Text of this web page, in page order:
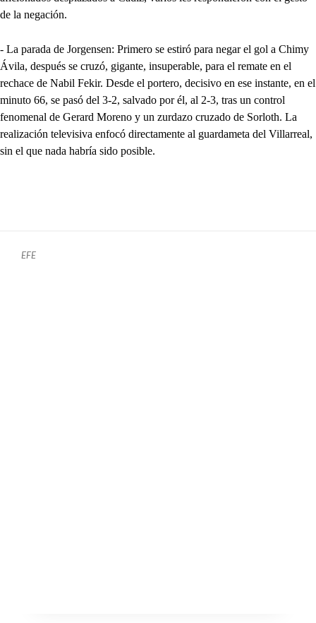
de la negación.
- La parada de Jorgensen: Primero se estiró para negar el gol a Chimy
Ávila, después se cruzó, gigante, insuperable, para el remate en el
rechace de Nabil Fekir. Desde el portero, decisivo en ese instante, en el
minuto 66, se pasó del 3-2, salvado por él, al 2-3, tras un control
fenomenal de Gerard Moreno y un zurdazo cruzado de Sorloth. La
realización televisiva enfocó directamente al guardameta del Villarreal,
sin el que nada habría sido posible.
EFE